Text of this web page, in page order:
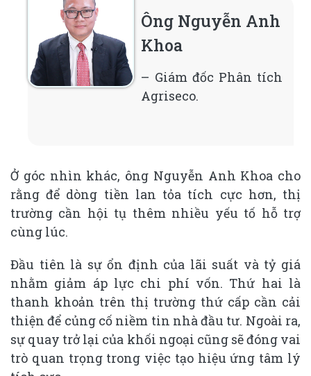
Ông Nguyễn Anh
Khoa
– Giám đốc Phân tích
Agriseco.
Ở góc nhìn khác, ông Nguyễn Anh Khoa cho
rằng để dòng tiền lan tỏa tích cực hơn, thị
trường cần hội tụ thêm nhiều yếu tố hỗ trợ
cùng lúc.
Đầu tiên là sự ổn định của lãi suất và tỷ giá
nhằm giảm áp lực chi phí vốn. Thứ hai là
thanh khoản trên thị trường thứ cấp cần cải
thiện để củng cố niềm tin nhà đầu tư. Ngoài ra,
sự quay trở lại của khối ngoại cũng sẽ đóng vai
trò quan trọng trong việc tạo hiệu ứng tâm lý